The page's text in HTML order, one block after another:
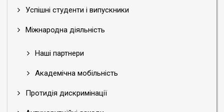
Успішні студенти і випускники
Міжнародна діяльність
Наші партнери
Академічна мобільність
Протидія дискримінації